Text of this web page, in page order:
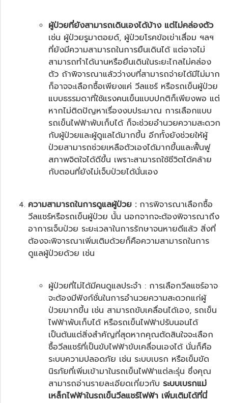
ผู้ป่วยที่ยังสามารถเดินเองได้บ้าง แต่ไม่คล่องตัว
เช่น ผู้ป่วยรูมาตอยด์, ผู้ป่วยโรคข้อเข่าเสื่อม ฯลฯ
ที่ยังมีความสามารถในการยืนเดินได้ แต่อาจไม่
สามารถทำได้นานหรือยืนเดินในระยะไกลไม่คล่อง
ตัว ถ้าพิจารณาแล้วว่างบที่สามารถจ่ายได้มีไม่มาก
ก็อาจจะเลือกซื้อเพียงแค่ วีลแชร์ หรือรถเข็นผู้ป่วย
แบบธรรมดาที่ใช้แรงคนเข็นแบบปกติก็เพียงพอ แต่
หากไม่ติดปัญหาเรื่องงบประมาณ การเลือกแบบ
รถเข็นไฟฟ้าพับเก็บได้ ก็จะช่วยอำนวยความสะดวก
กับผู้ป่วยและผู้ดูแลได้มากขึ้น อีกทั้งยังช่วยให้ผู้
ป่วยสามารถช่วยเหลือตัวเองได้มากขึ้นและฟื้นฟู
สภาพจิตใจได้ดีขึ้น เพราะสามารถใช้ชีวิตได้คล้าย
กับตอนที่ยังไม่เจ็บป่วยได้นั่นเอง
ความสามารถในการดูแลผู้ป่วย :การพิจารณาเลือกซื้อ
วีลแชร์หรือรถเข็นผู้ป่วย นั้น นอกจากจะต้องพิจารณาถึง
อาการเจ็บป่วย ระยะเวลาในการรักษาจนหายดีแล้ว สิ่งที่
ต้องจะพิจารณาเพิ่มเติมด้วยก็คือความสามารถในการ
ดูแลผู้ป่วยด้วย เช่น
ผู้ป่วยที่ไม่ได้มีคนดูแลประจำ : การเลือกวีลแชร์อาจ
จะต้องมีฟังก์ชั่นในการอำนวยความสะดวกแก่ผู้
ป่วยมากขึ้น เช่น สามารถขับเคลื่อนได้เอง, รถเข็น
ไฟฟ้าพับเก็บได้ หรือรถเข็นไฟฟ้าปรับนอนได้
เป็นต้นแต่สิ่งสำคัญที่สุดหากคุณตัดสินใจจะเลือก
ซื้อวีลแชร์ที่เป็นขับไฟฟ้าขับเคลื่อนเองได้ นั่นก็คือ
ระบบความปลอดภัย เช่น ระบบเบรก หรือเข็มขัด
นิรภัยที่เพิ่มเข้ามาในรถเข็นไฟฟ้าแต่ละรุ่น ซึ่งคุณ
สามารถอ่านรายละเอียดเกี่ยวกับ ระบบเบรกแม่
เหล็กไฟฟ้าในรถเข็นวีลแชร์ไฟฟ้า เพิ่มเติมได้ที่นี่